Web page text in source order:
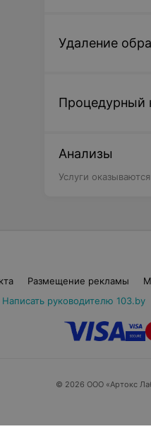
Удаление
Процедурный
Анализы
Услуги
Размещение рекламы
Написать руководителю 103.by
© 2026 ООО «Артокс